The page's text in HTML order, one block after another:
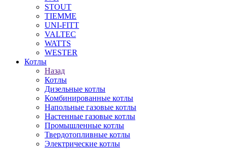
STOUT
TIEMME
UNI-FITT
VALTEC
WATTS
WESTER
Котлы
Назад
Котлы
Дизельные котлы
Комбинированные котлы
Напольные газовые котлы
Настенные газовые котлы
Промышленные котлы
Твердотопливные котлы
Электрические котлы